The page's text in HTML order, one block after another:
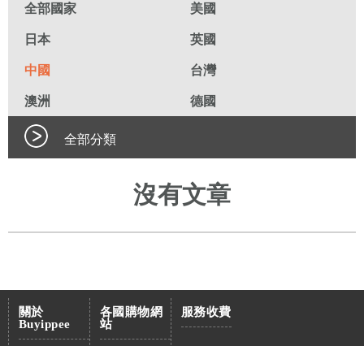
全部國家 美國
日本 英國
中國 台灣
澳洲 德國
全部分類
沒有文章
關於
Buyippee
各國購物網
站
服務收費